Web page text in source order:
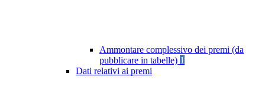
Ammontare complessivo dei premi (da
pubblicare in tabelle) 1
Dati relativi ai premi